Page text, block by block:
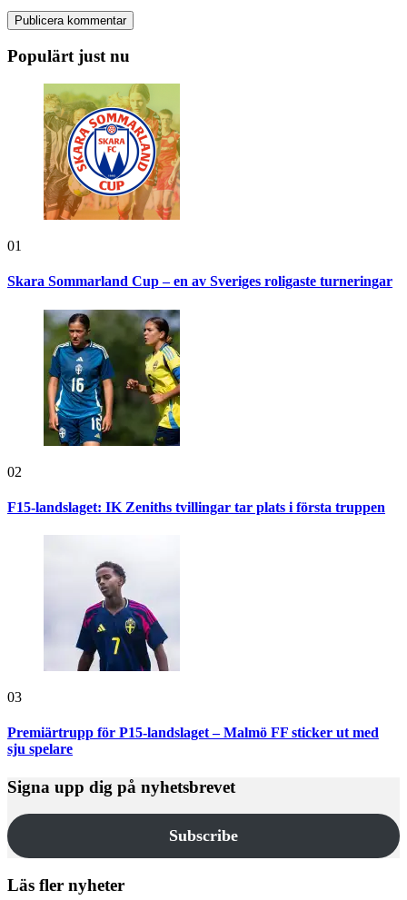
Populärt just nu
01
Skara Sommarland Cup – en av Sveriges roligaste turneringar
02
F15-landslaget: IK Zeniths tvillingar tar plats i första truppen
03
Premiärtrupp för P15-landslaget – Malmö FF sticker ut med
sju spelare
Signa upp dig på nyhetsbrevet
Subscribe
Läs fler nyheter